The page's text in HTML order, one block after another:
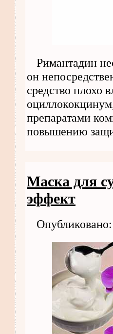
Римантадин
он
средство плохо
препаратами
повышению
Маска для
эффект